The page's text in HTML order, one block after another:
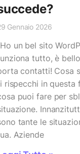
Gennaio 2026
un bel sito
tutto, è
contatti! Cosa
rispecchi in questa
puoi fare per
tante le
Aziende